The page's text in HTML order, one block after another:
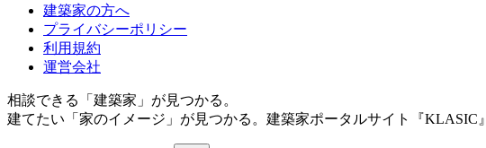
建築家の方へ
プライバシーポリシー
利用規約
運営会社
相談できる「建築家」が見つかる。
建てたい「家のイメージ」が見つかる。 建築家ポータルサイト『KLASIC』